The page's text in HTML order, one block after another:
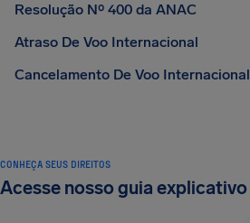
Resolução Nº 400 da ANAC
Atraso De Voo Internacional
Cancelamento De Voo Internacional
CONHEÇA SEUS DIREITOS
Acesse nosso guia explicativo